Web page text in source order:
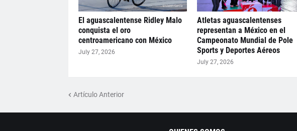
El aguascalentense Ridley Malo
conquista el oro
centroamericano con México
July 27, 2026
Atletas aguascalentenses
representan a México en el
Campeonato Mundial de Pole
Sports y Deportes Aéreos
July 27, 2026
Artículo Anterior